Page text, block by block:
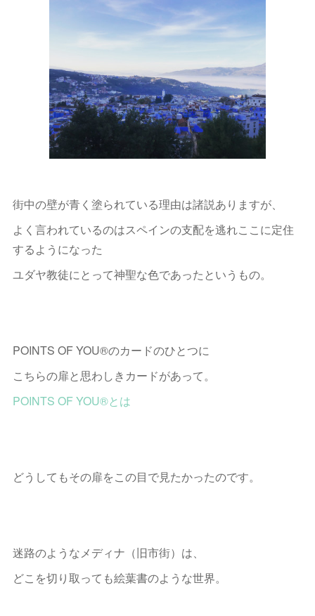
街中の壁が青く塗られている理由は諸説ありますが、
よく言われているのはスペインの支配を逃れここに定住
するようになった
ユダヤ教徒にとって神聖な色であったというもの。
POINTS OF YOU®︎のカードのひとつに
こちらの扉と思わしきカードがあって。
POINTS OF YOU®︎とは
どうしてもその扉をこの目で見たかったのです。
迷路のようなメディナ（旧市街）は、
どこを切り取っても絵葉書のような世界。